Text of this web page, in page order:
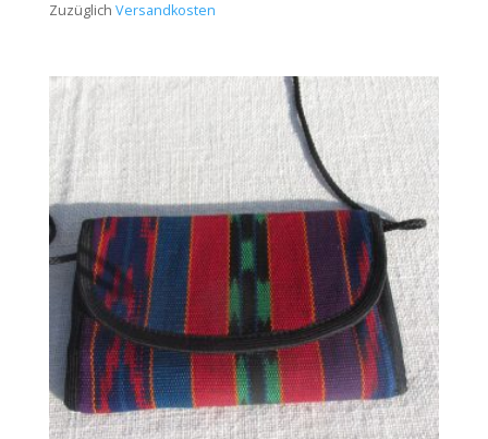
Zuzüglich Versandkosten